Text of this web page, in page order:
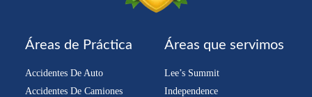
Áreas de Práctica
Accidentes De Auto
Accidentes De Camiones
Áreas que servimos
Lee’s Summit
Independence